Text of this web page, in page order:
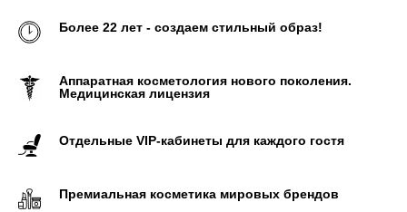
Более 22 лет - создаем стильный образ!
Аппаратная косметология нового поколения.
Медицинская лицензия
Отдельные VIP-кабинеты для каждого гостя
Премиальная косметика мировых брендов